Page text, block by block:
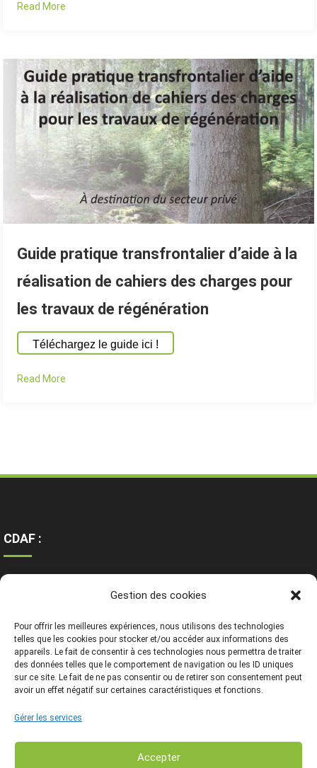
Gestion des cookies
Pour offrir les meilleures expériences, nous utilisons des technologies
telles que les cookies pour stocker et/ou accéder aux informations des
appareils. Le fait de consentir à ces technologies nous permettra de traiter
des données telles que le comportement de navigation ou les ID uniques
sur ce site. Le fait de ne pas consentir ou de retirer son consentement peut
avoir un effet négatif sur certaines caractéristiques et fonctions.
Gérer les services
Accepter
Read More
Guide pratique transfrontalier d’aide à la
réalisation de cahiers des charges pour
les travaux de régénération
Téléchargez le guide ici !
Read More
CDAF :
Mentions légales